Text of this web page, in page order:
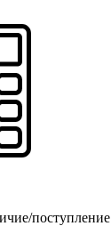
поступление